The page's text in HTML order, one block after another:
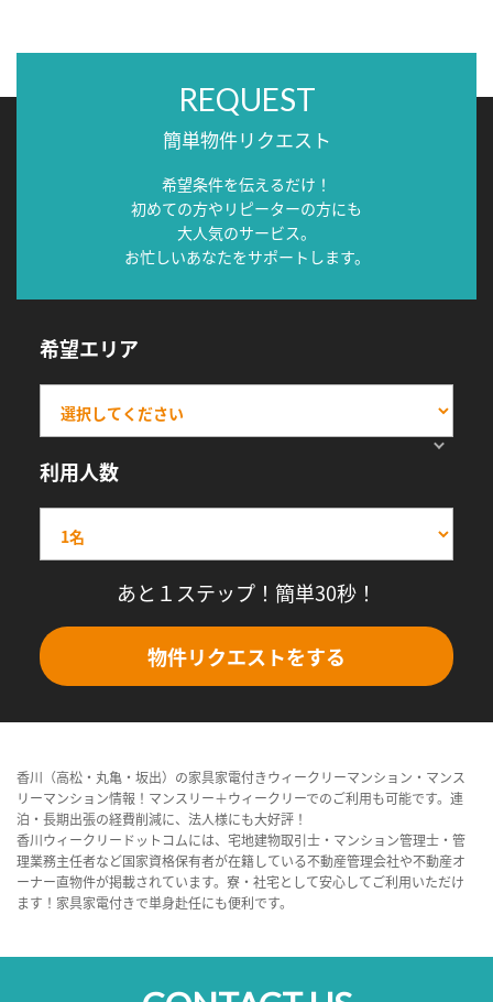
REQUEST
簡単物件リクエスト
希望条件を伝えるだけ！
初めての方やリピーターの方にも
大人気のサービス。
お忙しいあなたをサポートします。
希望エリア
利用人数
あと１ステップ！簡単30秒！
物件リクエストをする
香川（高松・丸亀・坂出）の家具家電付きウィークリーマンション・マンス
リーマンション情報！マンスリー＋ウィークリーでのご利用も可能です。連
泊・長期出張の経費削減に、法人様にも大好評！
香川ウィークリードットコムには、宅地建物取引士・マンション管理士・管
理業務主任者など国家資格保有者が在籍している不動産管理会社や不動産オ
ーナー直物件が掲載されています。寮・社宅として安心してご利用いただけ
ます！家具家電付きで単身赴任にも便利です。